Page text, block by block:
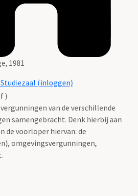
1981
(inloggen)
)
van de verschillende
samengebracht. Denk hierbij aan
de voorloper hiervan: de
omgevingsvergunningen,